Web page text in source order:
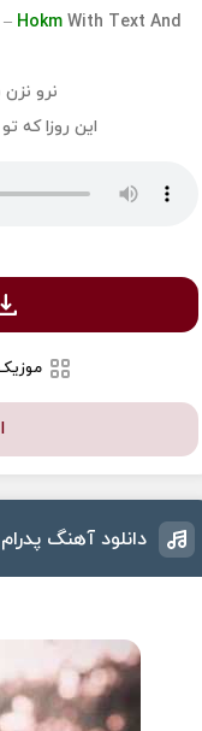
– Hokm With Text And
نرو
این روزا که
دانلود آهنگ